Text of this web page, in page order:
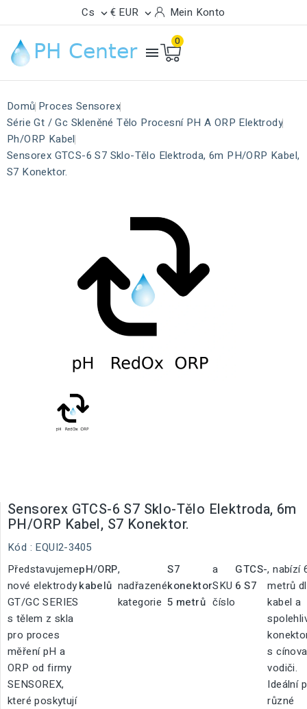
Cs  € EUR  Mein Konto

0
Domů Proces Sensorex
Série Gt / Gc Skleněné Tělo Procesní PH A ORP Elektrody
Ph/ORP Kabel
Sensorex GTCS-6 S7 Sklo-Tělo Elektroda, 6m PH/ORP Kabel,
S7 Konektor.
Sensorex GTCS-6 S7 Sklo-Tělo Elektroda, 6m
PH/ORP Kabel, S7 Konektor.
Kód : EQUI2-3405
Představujeme
nové elektrody
GT/GC SERIES
s tělem z skla
pro proces
měření pH a
ORP od firmy
SENSOREX,
které poskytují
pH/ORP
kabelů
,
nadřazené
kategorie
S7
konektor
5 metrů
a
SKU
číslo
GTCS-
6 S7
, nabízí
metrů
kabel a
s
vodiči.
Ideální
různé